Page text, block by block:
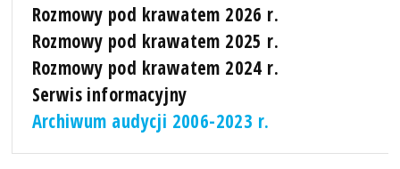
Rozmowy pod krawatem 2026 r.
Rozmowy pod krawatem 2025 r.
Rozmowy pod krawatem 2024 r.
Serwis informacyjny
Archiwum audycji 2006-2023 r.